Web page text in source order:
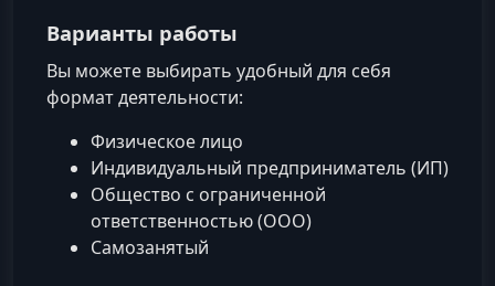
Варианты работы
Вы можете выбирать удобный для себя
формат деятельности:
Физическое лицо
Индивидуальный предприниматель (ИП)
Общество с ограниченной
ответственностью (ООО)
Самозанятый